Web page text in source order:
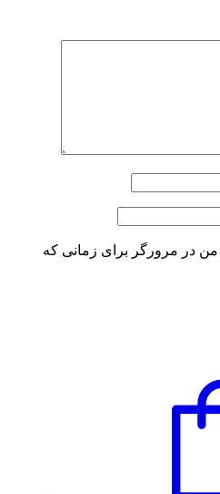
من در مرورگر برای زمانی که